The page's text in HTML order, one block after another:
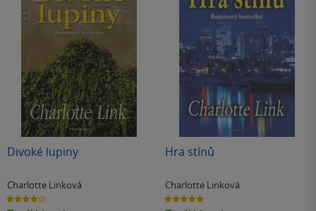
Divoké lupiny
Charlotte Linková
4.3
z
Hra stínů
Charlotte Linková
5.0
z